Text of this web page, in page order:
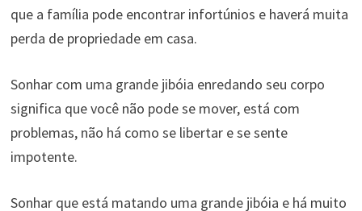
que a família pode encontrar infortúnios e haverá muita
perda de propriedade em casa.
Sonhar com uma grande jibóia enredando seu corpo
significa que você não pode se mover, está com
problemas, não há como se libertar e se sente
impotente.
Sonhar que está matando uma grande jibóia e há muito